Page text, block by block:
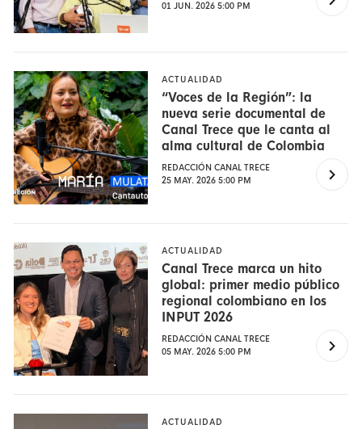
01 JUN. 2026 5:00 PM
ACTUALIDAD
“Voces de la Región”: la
nueva serie documental de
Canal Trece que le canta al
alma cultural de Colombia
REDACCIÓN CANAL TRECE
25 MAY. 2026 5:00 PM
ACTUALIDAD
Canal Trece marca un hito
global: primer medio público
regional colombiano en los
INPUT 2026
REDACCIÓN CANAL TRECE
05 MAY. 2026 5:00 PM
ACTUALIDAD